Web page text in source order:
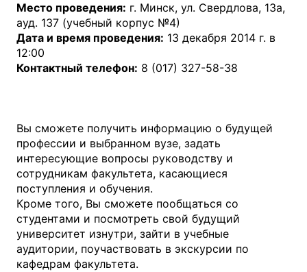
Место проведения: г. Минск, ул. Свердлова, 13а,
ауд. 137 (учебный корпус №4)
Дата и время проведения: 13 декабря 2014 г. в
12:00
Контактный телефон: 8 (017) 327-58-38
Вы сможете получить информацию о будущей
профессии и выбранном вузе, задать
интересующие вопросы руководству и
сотрудникам факультета, касающиеся
поступления и обучения.
Кроме того, Вы сможете пообщаться со
студентами и посмотреть свой будущий
университет изнутри, зайти в учебные
аудитории, поучаствовать в экскурсии по
кафедрам факультета.